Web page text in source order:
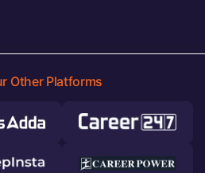
Other Platforms